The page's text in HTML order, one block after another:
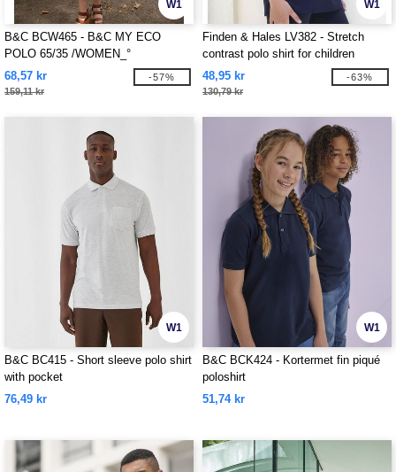
W1
B&C BCW465 - B&C MY ECO
POLO 65/35 /WOMEN_°
68,57 kr
159,11 kr
-57%
W1
Finden & Hales LV382 - Stretch
contrast polo shirt for children
48,95 kr
130,79 kr
-63%
W1
B&C BC415 - Short sleeve polo shirt
with pocket
76,49 kr
W1
B&C BCK424 - Kortermet fin piqué
poloshirt
51,74 kr